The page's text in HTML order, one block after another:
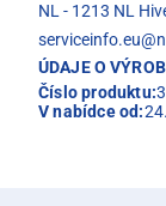
NL - 1213 NL
ÚDAJE O
Číslo produktu:
V nabídce od: